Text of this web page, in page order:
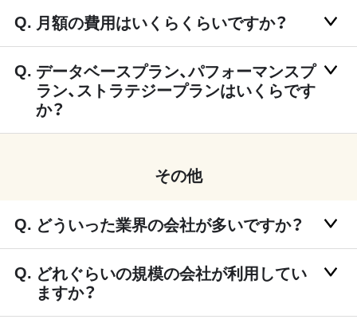
月額の費用はいくらくらいですか？
データベースプラン、パフォーマンスプ
ラン、ストラテジープランはいくらです
か？
その他
どういった業界の会社が多いですか？
どれぐらいの規模の会社が利用してい
ますか？